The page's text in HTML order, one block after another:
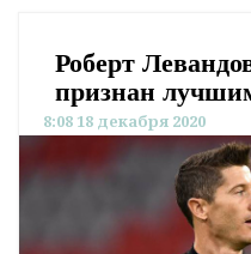
Роберт
признан
8:08 18 декабря 2020